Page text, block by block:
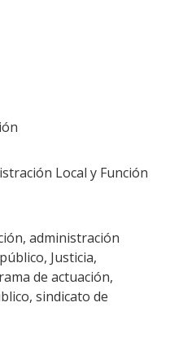
Local y Función
administración
Justicia,
de actuación,
sindicato de